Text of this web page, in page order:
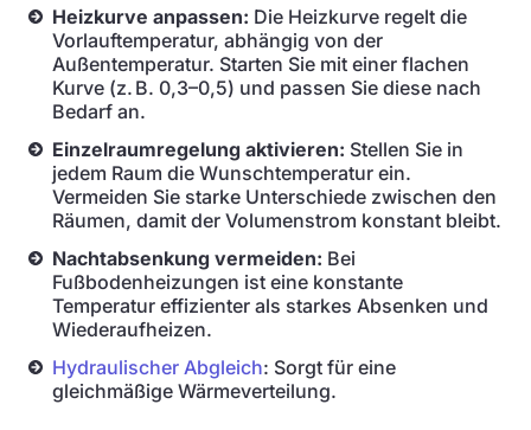
Heizkurve anpassen: Die Heizkurve regelt die
Vorlauftemperatur, abhängig von der
Außentemperatur. Starten Sie mit einer flachen
Kurve (z. B. 0,3–0,5) und passen Sie diese nach
Bedarf an.
Einzelraumregelung aktivieren: Stellen Sie in
jedem Raum die Wunschtemperatur ein.
Vermeiden Sie starke Unterschiede zwischen den
Räumen, damit der Volumenstrom konstant bleibt.
Nachtabsenkung vermeiden: Bei
Fußbodenheizungen ist eine konstante
Temperatur effizienter als starkes Absenken und
Wiederaufheizen.
Hydraulischer Abgleich: Sorgt für eine
gleichmäßige Wärmeverteilung.